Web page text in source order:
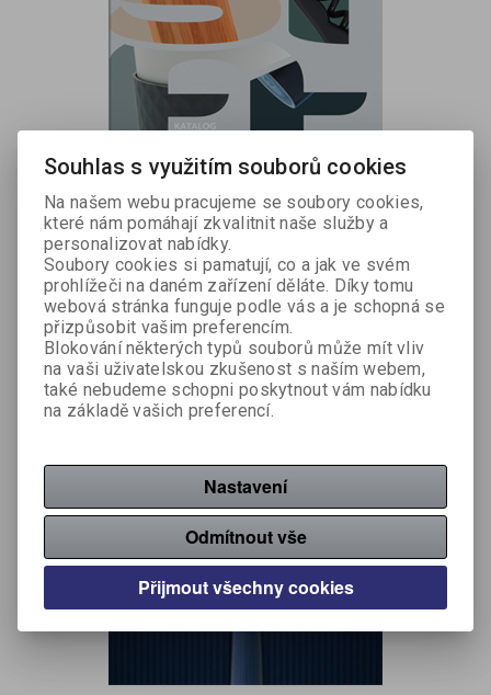
LISTOVACÍ KATALOG REKLAMNÍCH PŘEDMĚTŮ
Souhlas s využitím souborů cookies
Na našem webu pracujeme se soubory cookies,
které nám pomáhají zkvalitnit naše služby a
personalizovat nabídky.
Soubory cookies si pamatují, co a jak ve svém
prohlížeči na daném zařízení děláte. Díky tomu
webová stránka funguje podle vás a je schopná se
přizpůsobit vašim preferencím.
Blokování některých typů souborů může mít vliv
na vaši uživatelskou zkušenost s naším webem,
také nebudeme schopni poskytnout vám nabídku
na základě vašich preferencí.
Nastavení
Odmítnout vše
Přijmout všechny cookies